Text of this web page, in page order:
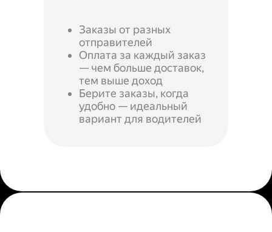
Заказы от разных
отправителей
Оплата за каждый заказ
— чем больше доставок,
тем выше доход
Берите заказы, когда
удобно — идеальный
вариант для водителей